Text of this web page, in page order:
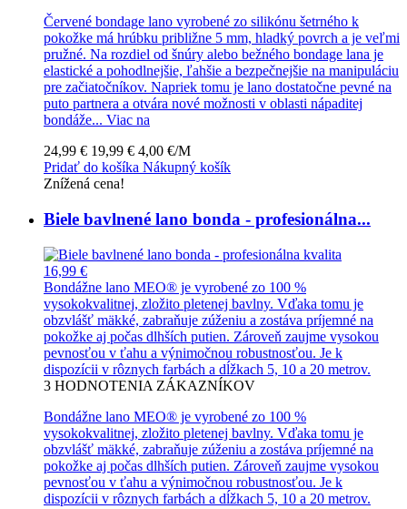
Červené bondage lano vyrobené zo silikónu šetrného k
pokožke má hrúbku približne 5 mm, hladký povrch a je veľmi
pružné. Na rozdiel od šnúry alebo bežného bondage lana je
elastické a pohodlnejšie, ľahšie a bezpečnejšie na manipuláciu
pre začiatočníkov. Napriek tomu je lano dostatočne pevné na
puto partnera a otvára nové možnosti v oblasti nápaditej
bondáže... Viac na
24,99 € 19,99 € 4,00 €/M
Pridať do košíka Nákupný košík
Znížená cena!
Biele bavlnené lano bonda - profesionálna...
16,99 €
Bondážne lano MEO® je vyrobené zo 100 %
vysokokvalitnej, zložito pletenej bavlny. Vďaka tomu je
obzvlášť mäkké, zabraňuje zúženiu a zostáva príjemné na
pokožke aj počas dlhších putien. Zároveň zaujme vysokou
pevnosťou v ťahu a výnimočnou robustnosťou. Je k
dispozícii v rôznych farbách a dĺžkach 5, 10 a 20 metrov.
3 HODNOTENIA ZÁKAZNÍKOV
Bondážne lano MEO® je vyrobené zo 100 %
vysokokvalitnej, zložito pletenej bavlny. Vďaka tomu je
obzvlášť mäkké, zabraňuje zúženiu a zostáva príjemné na
pokožke aj počas dlhších putien. Zároveň zaujme vysokou
pevnosťou v ťahu a výnimočnou robustnosťou. Je k
dispozícii v rôznych farbách a dĺžkach 5, 10 a 20 metrov.